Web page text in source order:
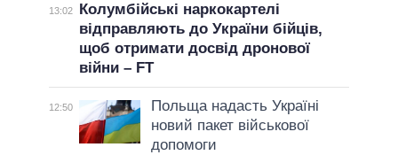
13:02
Колумбійські наркокартелі
відправляють до України бійців,
щоб отримати досвід дронової
війни – FT
12:50
Польща надасть Україні
новий пакет військової
допомоги